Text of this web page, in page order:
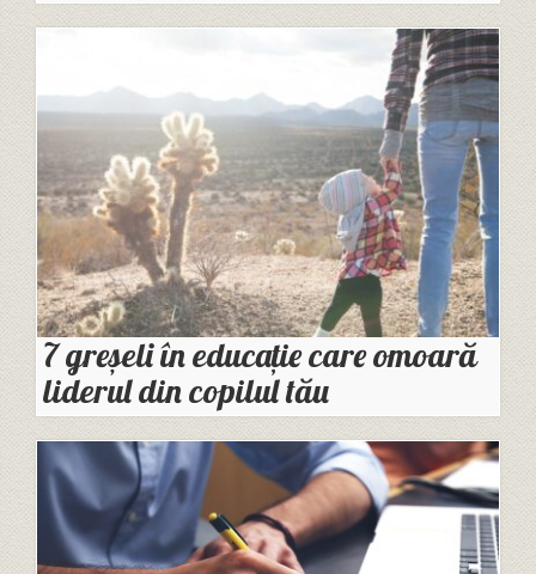
7 greșeli în educație care omoară
liderul din copilul tău